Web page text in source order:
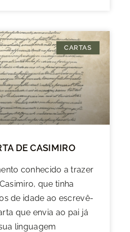
CARTAS
DE CASIMIRO
conhecido a trazer
que tinha
de idade ao escrevê-
que envia ao pai já
linguagem